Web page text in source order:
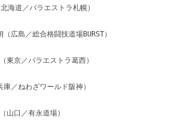
／パラエストラ札幌）
／総合格闘技道場BURST）
パラエストラ葛西）
わざワールド阪神）
／有永道場）